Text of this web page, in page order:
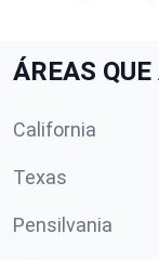
ÁREAS
California
Texas
Pensilvania